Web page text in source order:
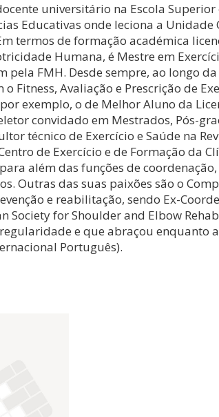
universitário na Escola
Educativas onde leciona a
termos de formação académica
Humana, é Mestre em
pela FMH. Desde sempre, ao longo
o Fitness, Avaliação e Prescrição de
exemplo, o de Melhor Aluno da
convidado em Mestrados, Pós-
técnico de Exercício e Saúde na
de Exercício e de Formação da
além das funções de
Outras das suas paixões são o
e reabilitação, sendo Ex-
Society for Shoulder and Elbow
e que abraçou enquanto
Português).